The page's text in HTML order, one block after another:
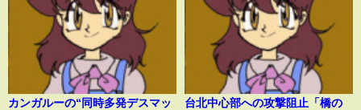
カンガルーの“同時多発デスマッ
台北中心部への攻撃阻止「橋の